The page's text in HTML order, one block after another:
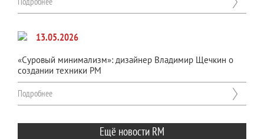
13.05.2026
«Суровый минимализм»: дизайнер Владимир Щечкин о
создании техники РМ
Подробнее
Ещё новости RM